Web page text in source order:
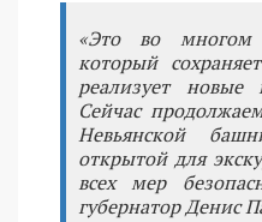
«Это во многом
который
реализует новые
Сейчас
Невьянской
открытой для
всех мер
губернатор Денис